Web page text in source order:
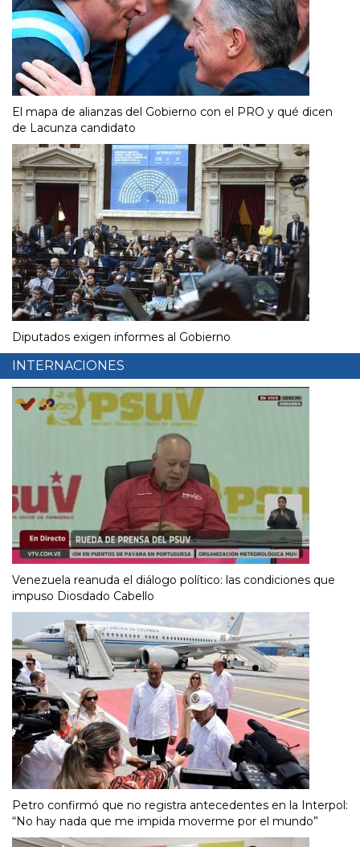
El mapa de alianzas del Gobierno con el PRO y qué dicen
de Lacunza candidato
Diputados exigen informes al Gobierno
INTERNACIONES
Venezuela reanuda el diálogo político: las condiciones que
impuso Diosdado Cabello
Petro confirmó que no registra antecedentes en la Interpol:
“No hay nada que me impida moverme por el mundo”